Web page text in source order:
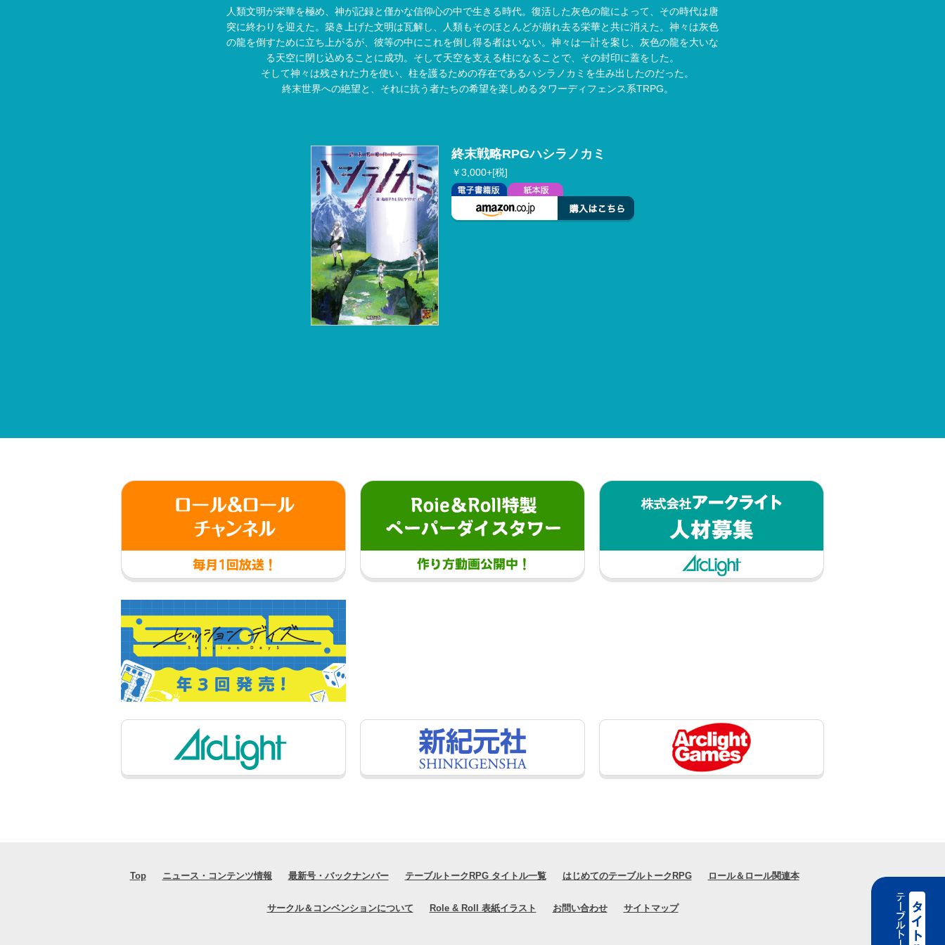
人類文明が栄華を極め、神が記録と僅かな信仰心の中で生きる時代。復活した灰色の龍によって、その時代は唐
突に終わりを迎えた。築き上げた文明は瓦解し、人類もそのほとんどが崩れ去る栄華と共に消えた。神々は灰色
の龍を倒すために立ち上がるが、彼等の中にこれを倒し得る者はいない。神々は一計を案じ、灰色の龍を大いな
る天空に閉じ込めることに成功。そして天空を支える柱になることで、その封印に蓋をした。
そして神々は残された力を使い、柱を護るための存在であるハシラノカミを生み出したのだった。
終末世界への絶望と、それに抗う者たちの希望を楽しめるタワーディフェンス系TRPG。
終末戦略RPGハシラノカミ
￥3,000+[税]
Top ニュース・コンテンツ情報 最新号・バックナンバー テーブルトークRPG タイトル一覧 はじめてのテーブルトークRPG ロール＆ロール関連本
サークル＆コンベンションについて Role & Roll 表紙イラスト お問い合わせ サイトマップ